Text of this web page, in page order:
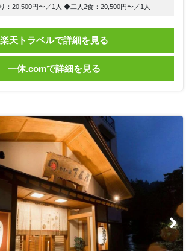
：20,500円〜／1人 ◆二人2食：20,500円〜／1人
楽天トラベルで詳細を見る
一休.comで詳細を見る